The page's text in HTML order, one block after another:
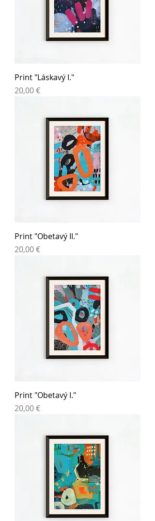
Print "Láskavý I."
Cena
20,00 €
Print "Obetavý II."
Cena
20,00 €
Print "Obetavý I."
Cena
20,00 €